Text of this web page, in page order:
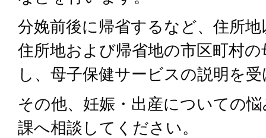
分娩前後に帰省するなど、住所
住所地および帰省地の市区町村
し、母子保健サービスの説明を
その他、妊娠・出産についての
課へ相談してください。